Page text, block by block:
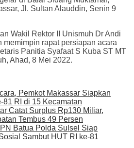
Jl. Sultan Alauddin, Senin 9
Wakil Rektor II Unismuh Dr Andi
memimpin rapat persiapan acara
Panitia Syafaat S Kuba ST MT
Ahad, 8 Mei 2022.
Pemkot Makassar Siapkan
81 RI di 15 Kecamatan
Catat Surplus Rp130 Miliar,
Tembus 49 Persen
Batua Polda Sulsel Siap
Sambut HUT RI ke-81